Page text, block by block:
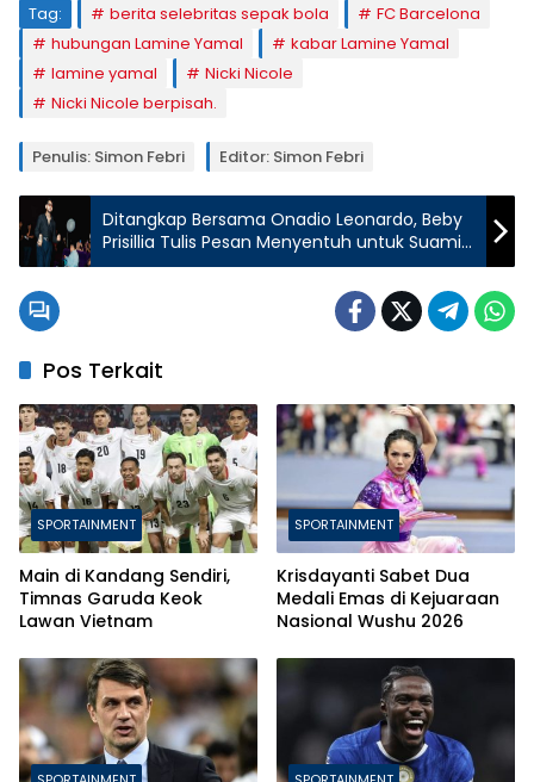
Tag: berita selebritas sepak bola
FC Barcelona
hubungan Lamine Yamal
kabar Lamine Yamal
lamine yamal
Nicki Nicole
Nicki Nicole berpisah.
Penulis: Simon Febri Editor: Simon Febri
Ditangkap Bersama Onadio Leonardo, Beby
Prisillia Tulis Pesan Menyentuh untuk Suami:
“You’re a Good Person”
Pos Terkait
SPORTAINMENT
Main di Kandang Sendiri,
Timnas Garuda Keok
Lawan Vietnam
SPORTAINMENT
Krisdayanti Sabet Dua
Medali Emas di Kejuaraan
Nasional Wushu 2026